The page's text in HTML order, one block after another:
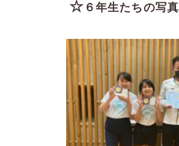
☆６年生たちの写真